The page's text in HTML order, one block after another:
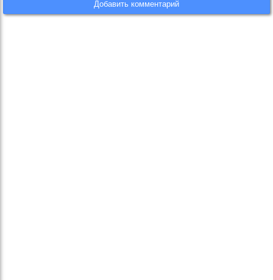
Добавить комментарий